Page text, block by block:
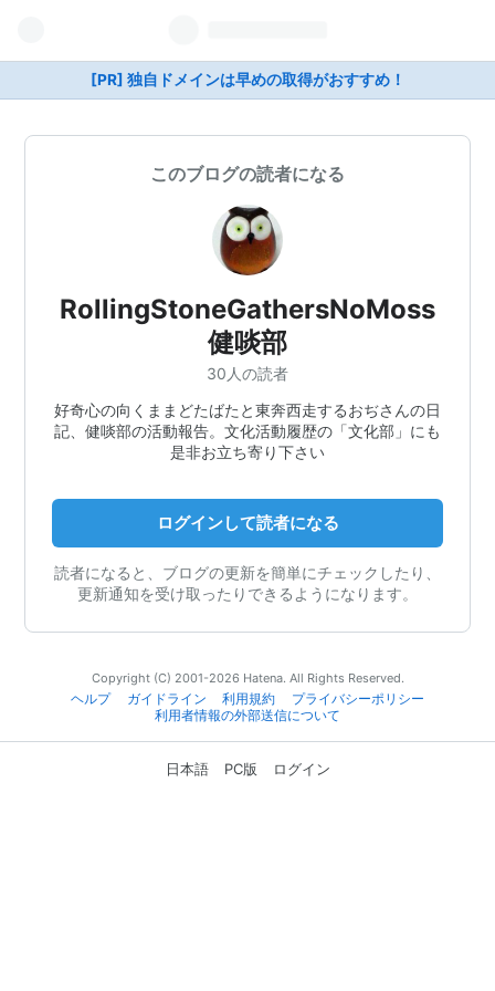
[PR] 独自ドメインは早めの取得がおすすめ！
このブログの読者になる
RollingStoneGathersNoMoss
健啖部
30人の読者
好奇心の向くままどたばたと東奔西走するおぢさんの日
記、健啖部の活動報告。文化活動履歴の「文化部」にも
是非お立ち寄り下さい
ログインして読者になる
読者になると、ブログの更新を簡単にチェックしたり、
更新通知を受け取ったりできるようになります。
Copyright (C) 2001-2026 Hatena. All Rights Reserved.
ヘルプ
ガイドライン 利用規約
プライバシーポリシー
利用者情報の外部送信について
日本語 PC版 ログイン